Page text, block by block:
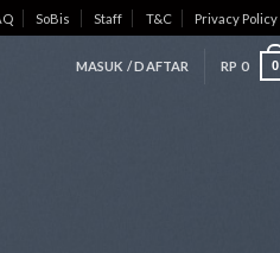
SoBis Staff T&C Privacy Policy
MASUK / DAFTAR RP 0 0